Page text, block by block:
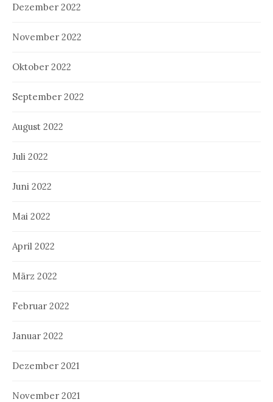
Dezember 2022
November 2022
Oktober 2022
September 2022
August 2022
Juli 2022
Juni 2022
Mai 2022
April 2022
März 2022
Februar 2022
Januar 2022
Dezember 2021
November 2021